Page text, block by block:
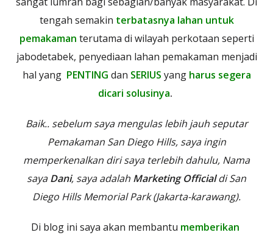
tengah semakin terbatasnya lahan untuk
pemakaman terutama di wilayah perkotaan seperti
jabodetabek, penyediaan lahan pemakaman menjadi
hal yang PENTING dan SERIUS yangharus segera
dicari solusinya.
Baik.. sebelum saya mengulas lebih jauh seputar
Pemakaman San Diego Hills, saya ingin
memperkenalkan diri saya terlebih dahulu, Nama
sayaDani, saya adalah Marketing Officialdi San
Diego Hills Memorial Park (Jakarta-karawang).
Di blog ini saya akan membantu memberikan